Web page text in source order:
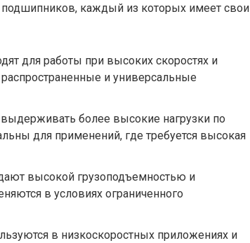
каждый из которых имеет свои
для работы при высоких скоростях и
и универсальные
более высокие нагрузки по
для применений, где требуется высокая
высокой грузоподъемностью и
в условиях ограниченного
в низкоскоростных приложениях и